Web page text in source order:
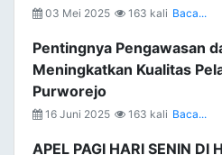
03 Mei 2025 163 kali Baca...
Pentingnya Pengawasan
Meningkatkan Kualitas
Purworejo
16 Juni 2025 163 kali Baca...
APEL PAGI HARI SENIN DI